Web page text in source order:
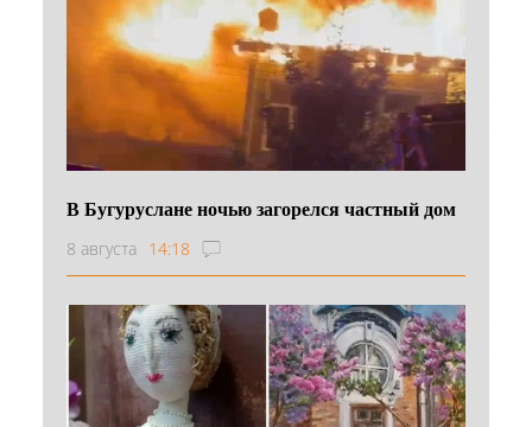
В Бугуруслане ночью загорелся частный дом
8 августа 14:18